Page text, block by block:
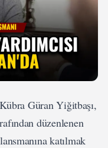
Güran Yiğitbaşı,
düzenlenen
katılmak